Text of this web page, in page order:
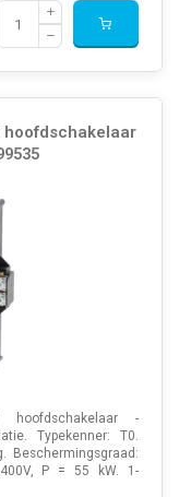
hoofdschakelaar
hoofdschakelaar -
Typekenner: T0.
Beschermingsgraad:
P = 55 kW. 1-